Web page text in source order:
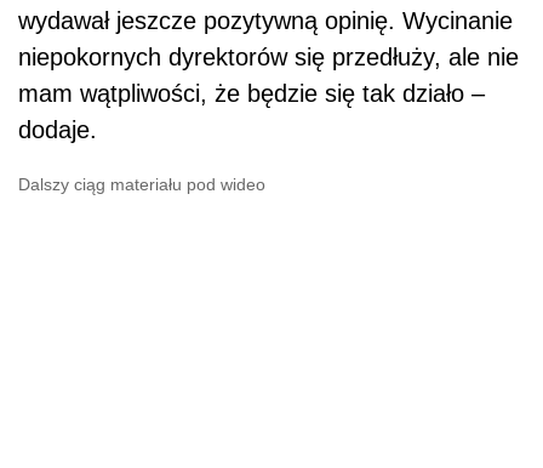
wydawał jeszcze pozytywną opinię. Wycinanie
niepokornych dyrektorów się przedłuży, ale nie
mam wątpliwości, że będzie się tak działo –
dodaje.
Dalszy ciąg materiału pod wideo